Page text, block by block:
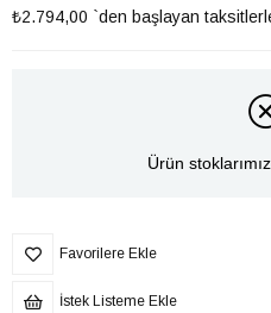
₺2.794,00 `den başlayan
Ürün
Favorilere Ekle
İstek Listeme Ekle